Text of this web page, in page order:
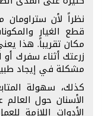
قطع الغيار
مكان تقريباً. هذا
زرعتك أثناء سفرك
مشكلة في إيجاد
كذلك، سهولة
الأسنان حول